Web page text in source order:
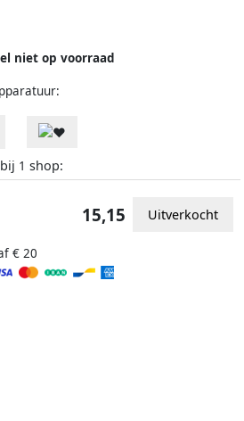
niet op voorraad
bij 1 shop:
€ 20
15,15 Uitverkocht